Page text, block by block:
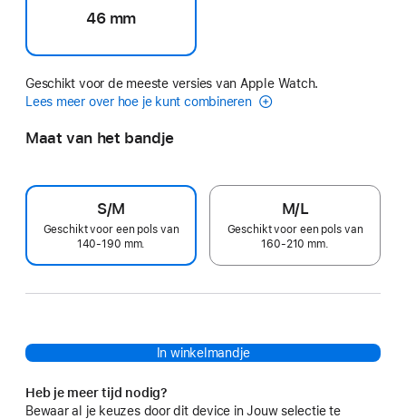
46 mm
Geschikt voor de meeste versies van Apple Watch.
Lees meer over hoe je kunt combineren
Maat van het bandje
S/M
Geschikt voor een pols van
140-190 mm.
M/L
Geschikt voor een pols van
160-210 mm.
In winkelmandje
Heb je meer tijd nodig?
Bewaar al je keuzes door dit device in Jouw selectie te